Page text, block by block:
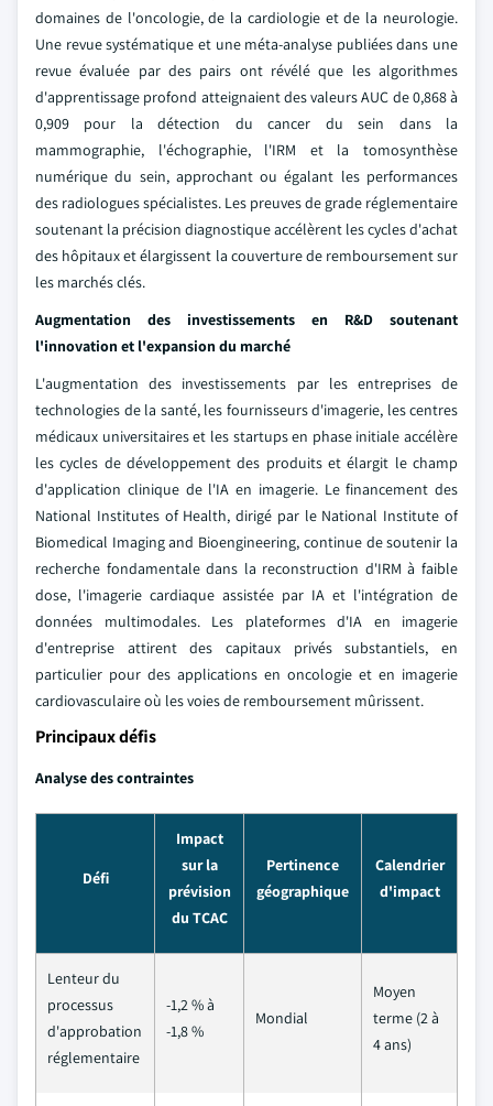
domaines de l'oncologie, de la cardiologie et de la neurologie.
Une revue systématique et une méta-analyse publiées dans une
revue évaluée par des pairs ont révélé que les algorithmes
d'apprentissage profond atteignaient des valeurs AUC de 0,868 à
0,909 pour la détection du cancer du sein dans la
mammographie, l'échographie, l'IRM et la tomosynthèse
numérique du sein, approchant ou égalant les performances
des radiologues spécialistes. Les preuves de grade réglementaire
soutenant la précision diagnostique accélèrent les cycles d'achat
des hôpitaux et élargissent la couverture de remboursement sur
les marchés clés.
Augmentation des investissements en R&D soutenant
l'innovation et l'expansion du marché
L'augmentation des investissements par les entreprises de
technologies de la santé, les fournisseurs d'imagerie, les centres
médicaux universitaires et les startups en phase initiale accélère
les cycles de développement des produits et élargit le champ
d'application clinique de l'IA en imagerie. Le financement des
National Institutes of Health, dirigé par le National Institute of
Biomedical Imaging and Bioengineering, continue de soutenir la
recherche fondamentale dans la reconstruction d'IRM à faible
dose, l'imagerie cardiaque assistée par IA et l'intégration de
données multimodales. Les plateformes d'IA en imagerie
d'entreprise attirent des capitaux privés substantiels, en
particulier pour des applications en oncologie et en imagerie
cardiovasculaire où les voies de remboursement mûrissent.
Principaux défis
Analyse des contraintes
Défi
Impact
sur la
prévision
du TCAC
Pertinence
géographique
Calendrier
d'impact
Lenteur du
processus
d'approbation
réglementaire
-1,2 % à
-1,8 %
Mondial
Moyen
terme (2 à
4 ans)